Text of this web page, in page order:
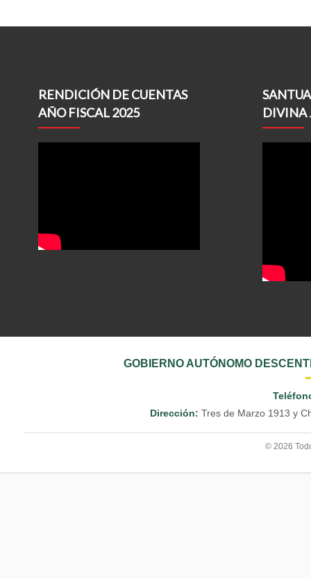
RENDICIÓN DE CUENTAS
AÑO FISCAL 2025
DIVINA
GOBIERNO AUTÓNOMO
Dirección: Tres de Marzo 1913 y
© 2026